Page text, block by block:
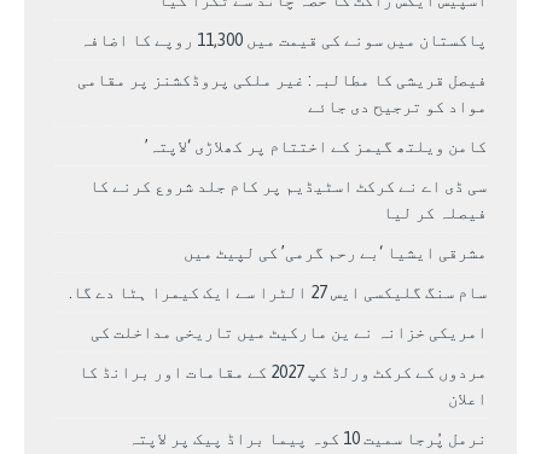
پاکستان میں سونے کی قیمت میں 11,300 روپے کا اضافہ
فیصل قریشی کا مطالبہ: غیر ملکی پروڈکشنز پر مقامی
مواد کو ترجیح دی جائے
کامن ویلتھ گیمز کے اختتام پر کھلاڑی ‘لاپتہ’
سی ڈی اے نے کرکٹ اسٹیڈیم پر کام جلد شروع کرنے کا
فیصلہ کر لیا
مشرقی ایشیا ‘بے رحم گرمی’ کی لپیٹ میں
سام سنگ گلیکسی ایس 27 الٹرا سے ایک کیمرا ہٹا دے گا.
امریکی خزانہ نے ین مارکیٹ میں تاریخی مداخلت کی
مردوں کے کرکٹ ورلڈ کپ 2027 کے مقامات اور برانڈ کا
اعلان
نرمل پُرجا سمیت 10 کوہ پیما براڈ پیک پر لاپتہ